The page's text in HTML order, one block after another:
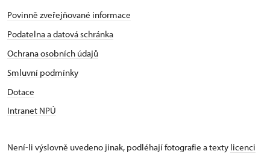
Povinně zveřejňované informace
Podatelna a datová schránka
Ochrana osobních údajů
Smluvní podmínky
Dotace
Intranet NPÚ
Není-li výslovně uvedeno jinak, podléhají fotografie a texty licenci